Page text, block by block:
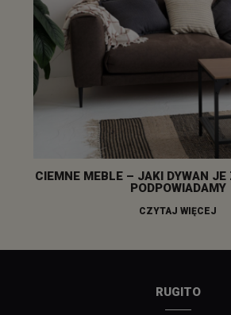
CIEMNE MEBLE – JAKI DYWAN JE
PODPOWIADAMY
CZYTAJ WIĘCEJ
RUGITO